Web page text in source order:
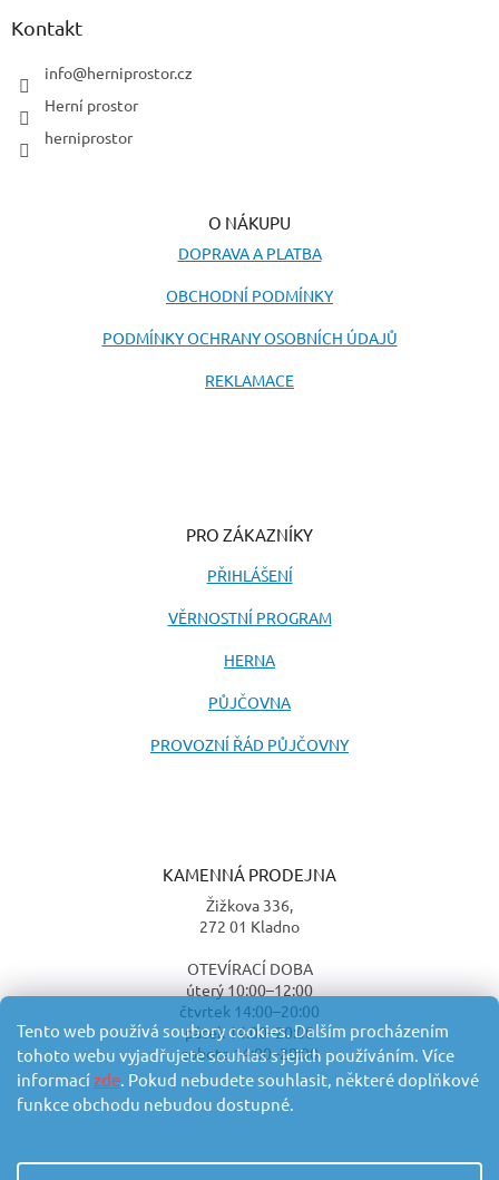
Tento web používá soubory cookies. Dalším procházením
tohoto webu vyjadřujete souhlas s jejich používáním. Více
informacízde. Pokud nebudete souhlasit, některé doplňkové
funkce obchodu nebudou dostupné.
Kontakt
info@herniprostor.cz
Herní prostor
herniprostor
O NÁKUPU
DOPRAVA A PLATBA
OBCHODNÍ PODMÍNKY
PODMÍNKY OCHRANY OSOBNÍCH ÚDAJŮ
REKLAMACE
PRO ZÁKAZNÍKY
PŘIHLÁŠENÍ
VĚRNOSTNÍ PROGRAM
HERNA
PŮJČOVNA
PROVOZNÍ ŘÁD PŮJČOVNY
KAMENNÁ PRODEJNA
Žižkova 336,
272 01 Kladno
OTEVÍRACÍ DOBA
úterý 10:00–12:00
čtvrtek 14:00–20:00
pátek 14:00–20:00
sobota 14:00–20:00